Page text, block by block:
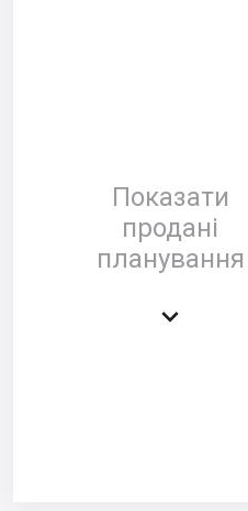
Показати
продані
планування
